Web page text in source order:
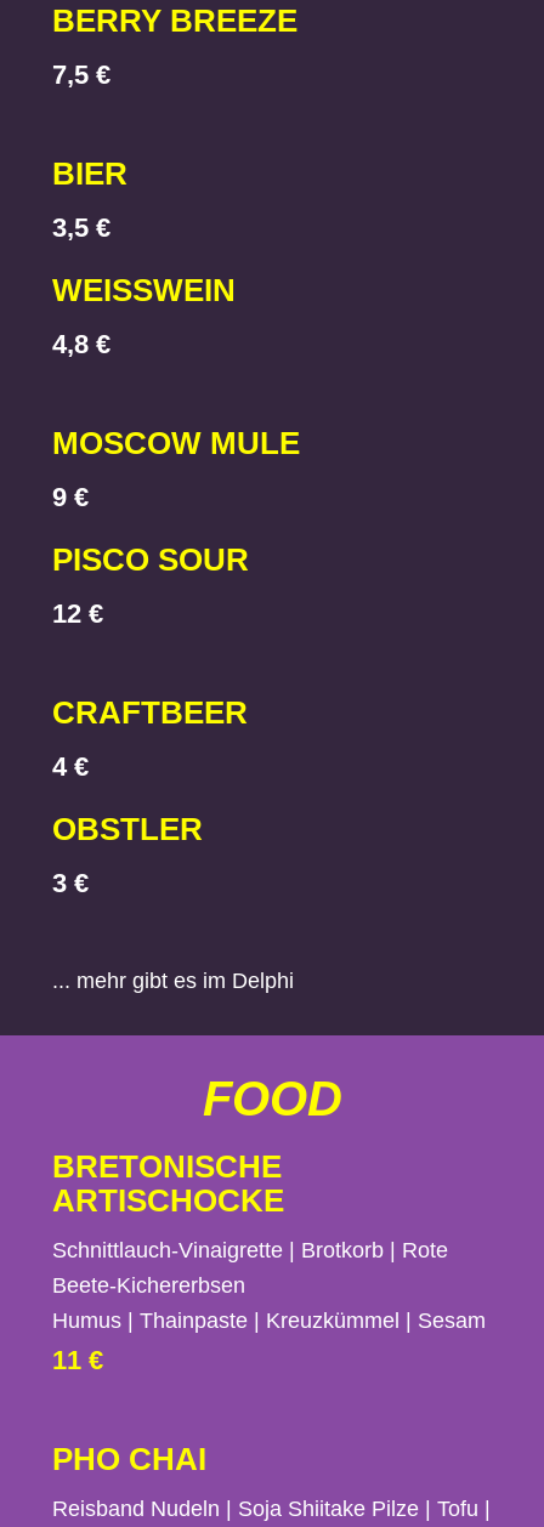
BERRY BREEZE
7,5 €
BIER
3,5 €
WEISSWEIN
4,8 €
MOSCOW MULE
9 €
PISCO SOUR
12 €
CRAFTBEER
4 €
OBSTLER
3 €
... mehr gibt es im Delphi
FOOD
BRETONISCHE
ARTISCHOCKE
Schnittlauch-Vinaigrette | Brotkorb | Rote
Beete-Kichererbsen
Humus | Thainpaste | Kreuzkümmel | Sesam
11 €
PHO CHAI
Reisband Nudeln | Soja Shiitake Pilze | Tofu |